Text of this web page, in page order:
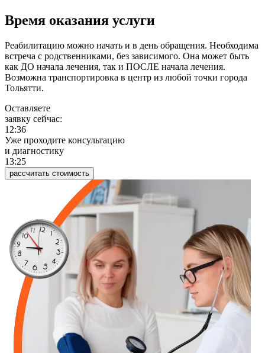
Время оказания услуги
Реабилитацию можно начать и в день обращения. Необходима
встреча с родственниками, без зависимого. Она может быть
как ДО начала лечения, так и ПОСЛЕ начала лечения.
Возможна транспортировка в центр из любой точки города
Тольятти.
Оставляете
заявку сейчас:
12:36
Уже проходите консультацию
и диагностику
13:25
рассчитать стоимость